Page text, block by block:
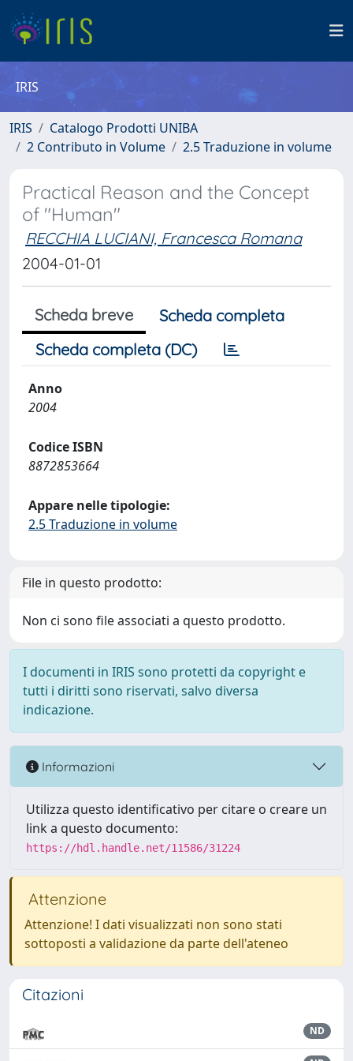
IRIS
IRIS
Catalogo Prodotti UNIBA
2 Contributo in Volume
2.5 Traduzione in volume
Practical Reason and the Concept
of "Human"
RECCHIA LUCIANI, Francesca Romana
2004-01-01
Scheda breve
Scheda completa
Scheda completa (DC)
Anno
2004
Codice ISBN
8872853664
Appare nelle tipologie:
2.5 Traduzione in volume
File in questo prodotto:
Non ci sono file associati a questo prodotto.
I documenti in IRIS sono protetti da copyright e
tutti i diritti sono riservati, salvo diversa
indicazione.
Informazioni
Utilizza questo identificativo per citare o creare un
link a questo documento:
https://hdl.handle.net/11586/31224
Attenzione
Attenzione! I dati visualizzati non sono stati
sottoposti a validazione da parte dell'ateneo
Citazioni
ND